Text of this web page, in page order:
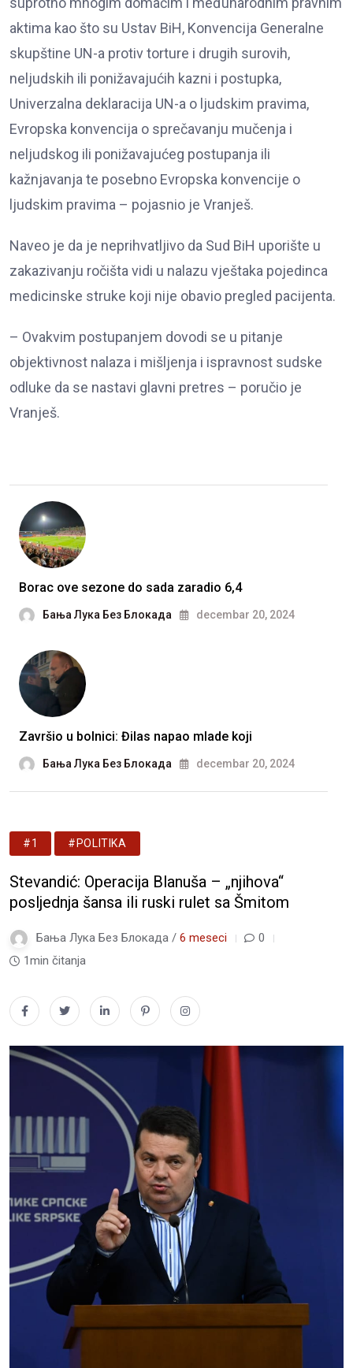
aktima kao što su Ustav BiH, Konvencija Generalne
skupštine UN-a protiv torture i drugih surovih,
neljudskih ili ponižavajućih kazni i postupka,
Univerzalna deklaracija UN-a o ljudskim pravima,
Evropska konvencija o sprečavanju mučenja i
neljudskog ili ponižavajućeg postupanja ili
kažnjavanja te posebno Evropska konvencije o
ljudskim pravima – pojasnio je Vranješ.
Naveo je da je neprihvatljivo da Sud BiH uporište u
zakazivanju ročišta vidi u nalazu vještaka pojedinca
medicinske struke koji nije obavio pregled pacijenta.
– Ovakvim postupanjem dovodi se u pitanje
objektivnost nalaza i mišljenja i ispravnost sudske
odluke da se nastavi glavni pretres – poručio je
Vranješ.
Borac ove sezone do sada zaradio 6,4
Бања Лука Без Блокада decembar 20, 2024
Završio u bolnici: Đilas napao mlade koji
Бања Лука Без Блокада decembar 20, 2024
#1 #POLITIKA
Stevandić: Operacija Blanuša – „njihova“
posljednja šansa ili ruski rulet sa Šmitom
Бања Лука Без Блокада / 6 meseci
0
1min čitanja